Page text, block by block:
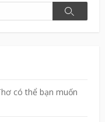
Search
có thể bạn muốn